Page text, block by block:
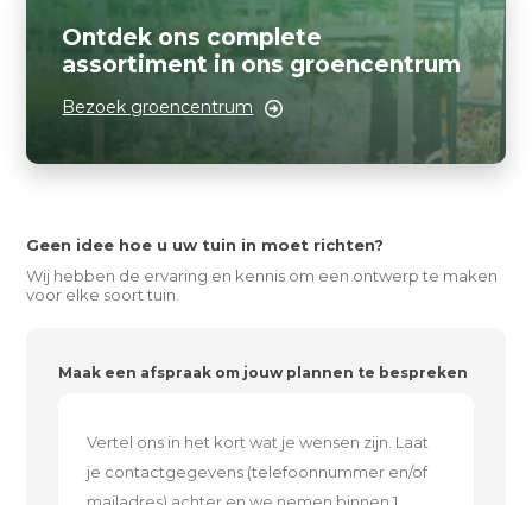
Ontdek ons complete
assortiment in ons groencentrum
Bezoek groencentrum
Geen idee hoe u uw tuin in moet richten?
Wij hebben de ervaring en kennis om een ontwerp te maken
voor elke soort tuin.
Maak een afspraak om jouw plannen te bespreken